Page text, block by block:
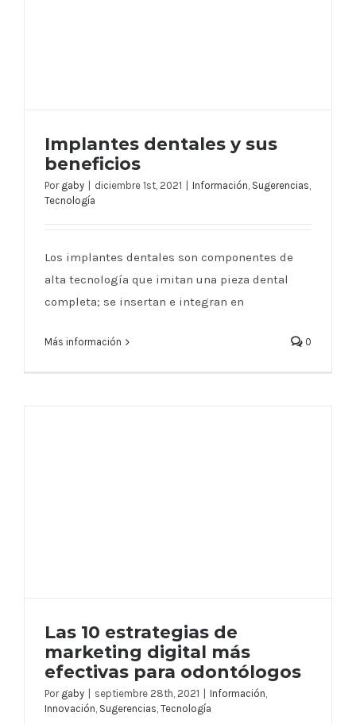
Implantes dentales y sus
beneficios
Por gaby diciembre 1st, 2021 Información, Sugerencias,
Tecnología
Los implantes dentales son componentes de
alta tecnología que imitan una pieza dental
completa; se insertan e integran en
Más información 0
Las 10 estrategias de marketing digital
Las 10 estrategias de
marketing digital más
efectivas para odontólogos
Por gaby septiembre 28th, 2021 Información,
Innovación, Sugerencias, Tecnología